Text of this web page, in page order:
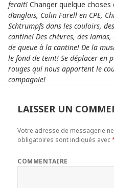
ferait! Changer quelque choses
d’anglais, Colin Farell en CPE,
Schtrumpfs dans les couloirs,
cantine! Des chèvres, des
de queue à la cantine! De la
le fond de teint! Se déplacer en
rouges qui nous apportent le
compagnie!
LAISSER UN
Votre adresse de messagerie
obligatoires sont indiqués avec
COMMENTAIRE